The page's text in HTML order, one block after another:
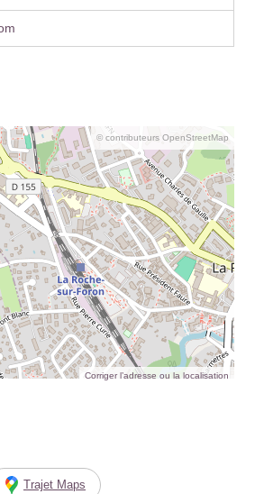
© contributeurs OpenStreetMap
Corriger l’adresse ou la localisation
Trajet Maps